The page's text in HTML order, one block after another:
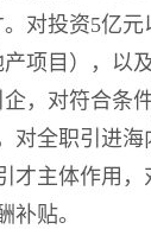
对投资5亿
项目），以
，对符合条
对全职引进海
才主体作用
补贴。